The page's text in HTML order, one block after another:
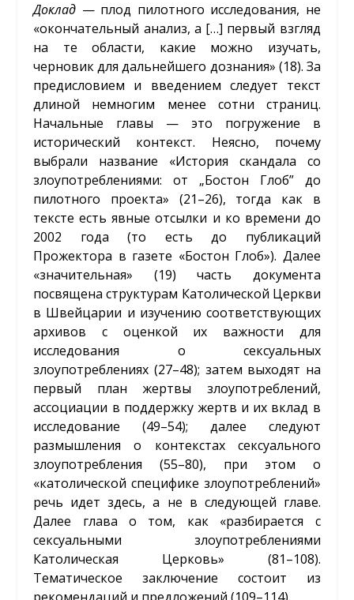
Доклад — плод пилотного исследования, не
«окончательный анализ, а […] первый взгляд
на те области, какие можно изучать,
черновик для дальнейшего дознания» (18). За
предисловием и введением следует текст
длиной немногим менее сотни страниц.
Начальные главы — это погружение в
исторический контекст. Неясно, почему
выбрали название «История скандала со
злоупотреблениями: от „Бостон Глоб” до
пилотного проекта» (21–26), тогда как в
тексте есть явные отсылки и ко времени до
2002 года (то есть до публикаций
Прожектора в газете «Бостон Глоб»). Далее
«значительная» (19) часть документа
посвящена структурам Католической Церкви
в Швейцарии и изучению соответствующих
архивов с оценкой их важности для
исследования о сексуальных
злоупотреблениях (27–48); затем выходят на
первый план жертвы злоупотреблений,
ассоциации в поддержку жертв и их вклад в
исследование (49–54); далее следуют
размышления о контекстах сексуального
злоупотребления (55–80), при этом о
«католической специфике злоупотреблений»
речь идет здесь, а не в следующей главе.
Далее глава о том, как «разбирается с
сексуальными злоупотреблениями
Католическая Церковь» (81–108).
Тематическое заключение состоит из